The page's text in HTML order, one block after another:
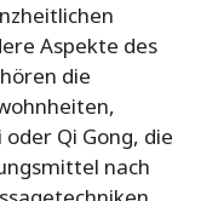
Aspekte des
die
Qi Gong, die
nach